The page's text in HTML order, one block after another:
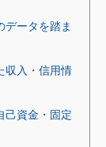
データを踏ま
収入・信用情
己資金・固定